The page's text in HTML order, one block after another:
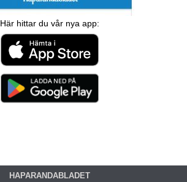
Här hittar du vår nya app:
HAPARANDABLADET